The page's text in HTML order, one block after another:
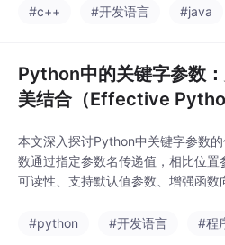
真正动态代理但复杂且性能较差；
#c++ #开发语言 #java
Python中的关键字参数
美结合（Effective
本文深入探讨Python中关键字参数
数通过指定参数名传递值，相比位
可读性、支持默认值参数、增强函数
任意数量参数(**kwargs)等，并提醒
#python #开发语言 #程